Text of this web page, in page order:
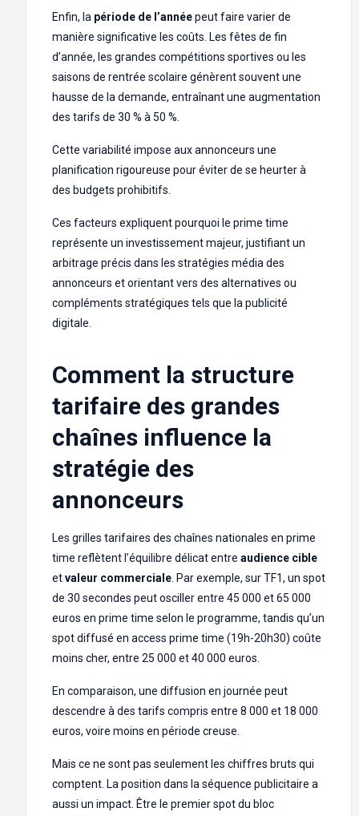
Enfin, la période de l’annéepeut faire varier de
manière significative les coûts. Les fêtes de fin
d’année, les grandes compétitions sportives ou les
saisons de rentrée scolaire génèrent souvent une
hausse de la demande, entraînant une augmentation
des tarifs de 30 % à 50 %.
Cette variabilité impose aux annonceurs une
planification rigoureuse pour éviter de se heurter à
des budgets prohibitifs.
Ces facteurs expliquent pourquoi le prime time
représente un investissement majeur, justifiant un
arbitrage précis dans les stratégies média des
annonceurs et orientant vers des alternatives ou
compléments stratégiques tels que la publicité
digitale.
Comment la structure
tarifaire des grandes
chaînes influence la
stratégie des
annonceurs
Les grilles tarifaires des chaînes nationales en prime
time reflètent l’équilibre délicat entre audience cible
etvaleur commerciale . Par exemple, sur TF1, un spot
de 30 secondes peut osciller entre 45 000 et 65 000
euros en prime time selon le programme, tandis qu’un
spot diffusé en access prime time (19h-20h30) coûte
moins cher, entre 25 000 et 40 000 euros.
En comparaison, une diffusion en journée peut
descendre à des tarifs compris entre 8 000 et 18 000
euros, voire moins en période creuse.
Mais ce ne sont pas seulement les chiffres bruts qui
comptent. La position dans la séquence publicitaire a
aussi un impact. Être le premier spot du bloc